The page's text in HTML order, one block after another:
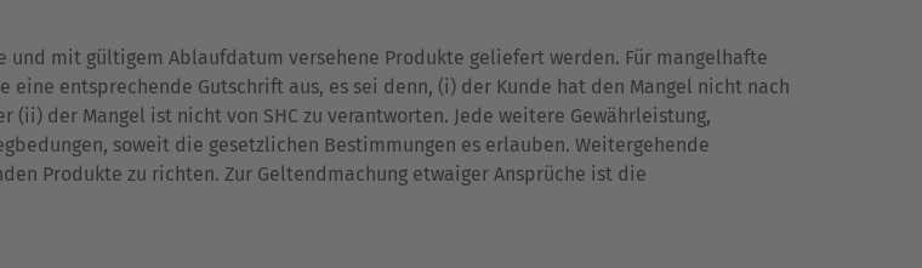
mit gültigem Ablaufdatum versehene Produkte geliefert werden. Für mangelhafte
entsprechende Gutschrift aus, es sei denn, (i) der Kunde hat den Mangel nicht nach
der Mangel ist nicht von SHC zu verantworten. Jede weitere Gewährleistung,
soweit die gesetzlichen Bestimmungen es erlauben. Weitergehende
Produkte zu richten. Zur Geltendmachung etwaiger Ansprüche ist die